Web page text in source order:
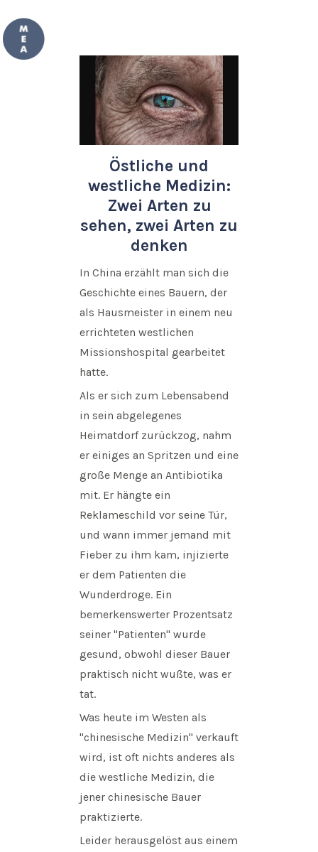
Östliche und
westliche Medizin:
Zwei Arten zu
sehen, zwei Arten zu
denken
In China erzählt man sich die
Geschichte eines Bauern, der
als Hausmeister in einem neu
errichteten westlichen
Missionshospital gearbeitet
hatte.
Als er sich zum Lebensabend
in sein abgelegenes
Heimatdorf zurückzog, nahm
er einiges an Spritzen und eine
große Menge an Antibiotika
mit. Er hängte ein
Reklameschild vor seine Tür,
und wann immer jemand mit
Fieber zu ihm kam, injizierte
er dem Patienten die
Wunderdroge. Ein
bemerkenswerter Prozentsatz
seiner "Patienten" wurde
gesund, obwohl dieser Bauer
praktisch nicht wußte, was er
tat.
Was heute im Westen als
"chinesische Medizin" verkauft
wird, ist oft nichts anderes als
die westliche Medizin, die
jener chinesische Bauer
praktizierte.
Leider herausgelöst aus einem